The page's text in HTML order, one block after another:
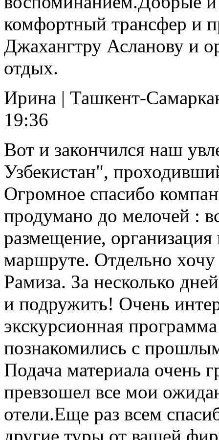
комфортный трансфер и
Джахангтру Асланову и
отдых.
Ирина | Ташкент-
19:36
Вот и закончился наш
Узбекистан",
Огромное спасибо
продумано до мелочей :
размещение,
маршруте. Отдельно хочу
Рамиза. За несколько
и подружить! Очень
экскурсионная
познакомились с
Подача материала очень
превзошел все мои
отели.Еще раз всем
другие туры от вашей